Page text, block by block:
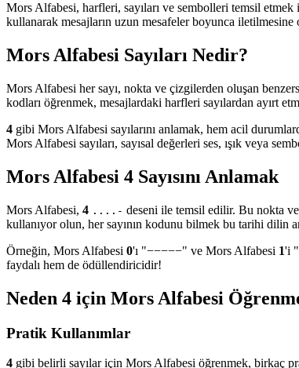
Mors Alfabesi, harfleri, sayıları ve sembolleri temsil
kullanarak mesajların uzun mesafeler boyunca
Mors Alfabesi Sayıları Nedir?
Mors Alfabesi her sayı, nokta ve çizgilerden oluşan
kodları öğrenmek, mesajlardaki harfleri sayılardan ayırt
4 gibi Mors Alfabesi sayılarını anlamak, hem acil
Mors Alfabesi sayıları, sayısal değerleri ses, ışık veya
Mors Alfabesi 4 Sayısını Anlamak
Mors Alfabesi, 4 ....- deseni ile temsil edilir. Bu nokta
kullanıyor olun, her sayının kodunu bilmek bu tarihi dilin
Örneğin, Mors Alfabesi 0'ı "−−−−−" ve Mors Alfabesi 1'i
faydalı hem de ödüllendiricidir!
Neden 4 için Mors Alfabesi
Pratik Kullanımlar
4 gibi belirli sayılar için Mors Alfabesi öğrenmek, birkaç